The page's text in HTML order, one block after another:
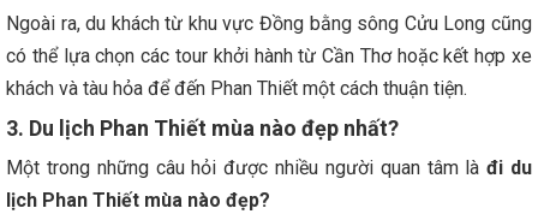
Ngoài ra, du khách từ khu vực Đồng bằng sông Cửu Long cũng
có thể lựa chọn các tour khởi hành từ Cần Thơ hoặc kết hợp xe
khách và tàu hỏa để đến Phan Thiết một cách thuận tiện.
3. Du lịch Phan Thiết mùa nào đẹp nhất?
Một trong những câu hỏi được nhiều người quan tâm làđi du
lịch Phan Thiết mùa nào đẹp?